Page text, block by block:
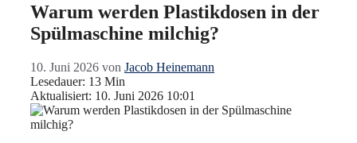
Warum werden Plastikdosen in der
Spülmaschine milchig?
10. Juni 2026 von Jacob Heinemann
Lesedauer: 13 Min
Aktualisiert: 10. Juni 2026 10:01